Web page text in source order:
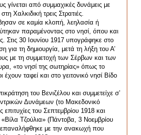
γίνεται από συμμαχικές δυνάμεις με
Χαλκιδική τρεις Στρατιές.
σε καμία κλοπή, λεηλασία ή
παραμένοντας στο νησί, όπου και
30 Ιουνίου 1917 υπογράφηκε στο
τη δημιουργία, μετά τη λήξη του Α’
με τη συμμετοχή των Σέρβων και των
«το νησί της σωτηρίας» όπως το
ταφεί και στο γειτονικό νησί Βίδο
του Βενιζέλου και συμμετείχε σ’
Δυνάμεων (το Μακεδονικό
του Σεπτεμβρίου 1918 και
Τζούλια» (Πάντοβα, 3 Νοεμβρίου
με την ανακωχή που